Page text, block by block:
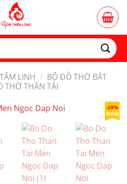
LINH / BỘ ĐỒ THỜ BÁT
THỜ THẦN TÀI
-28%
GIẢM